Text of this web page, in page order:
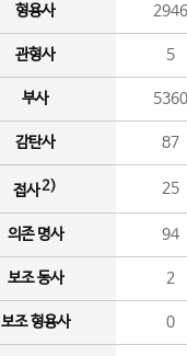
형용사 2946
관형사 5
부사 5360
감탄사 87
접사2) 25
의존 명사 94
보조 동사 2
보조 형용사 0